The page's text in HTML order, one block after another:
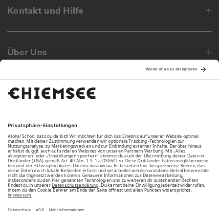
Kontakt und Hilfe
Über Uns
Family
Unsere Vorteile
Unsere Partner